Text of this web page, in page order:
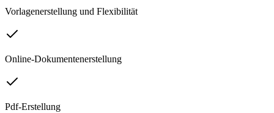
Vorlagenerstellung und Flexibilität
Online-Dokumentenerstellung
Pdf-Erstellung